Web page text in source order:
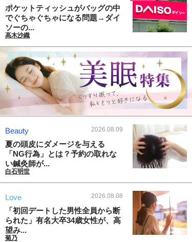
ポケットティッシュがバッグの中
でぐちゃぐちゃになる問題→ダイ
ソーの...
高木沙織
Beauty 2026.08.09
夏の頭皮にダメージを与える
「NG行為」とは？予約の取れな
い鍼灸師が...
白石明世
Love 2026.08.08
「初回デートした男性全員から断
られた」有名大卒34歳女性が、高
望み...
菊乃